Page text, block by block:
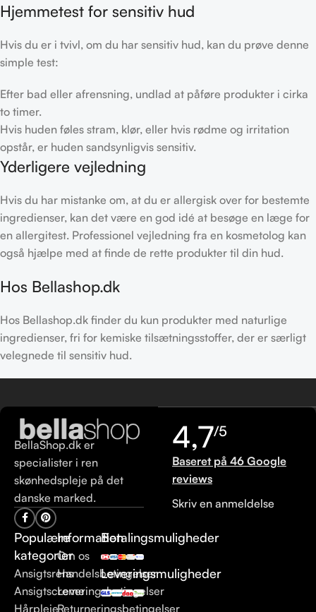
Hjemmetest for sensitiv hud
Hvis du er i tvivl, om du har sensitiv hud, kan du prøve denne
simple test:
Efter bad eller afrensning, undlad at påføre produkter i cirka
to timer.
Hvis huden føles stram, klør, eller hvis rødme og irritation
opstår, er huden sandsynligvis sensitiv.
Yderligere vejledning
Hvis du har mistanke om, at du er allergisk over for bestemte
ingredienser, kan det være en god idé at besøge en læge for
en allergitest. Professionel vejledning fra en kosmetolog kan
også hjælpe med at finde de rette produkter til din hud.
Hos Bellashop.dk
Hos Bellashop.dk finder du kun produkter med naturlige
ingredienser, fri for kemiske tilsætningsstoffer, der er særligt
velegnede til sensitiv hud.
BellaShop.dk er
specialister i ren
skønhedspleje på det
danske marked.
Populære
kategorier
Ansigtsrens
Ansigtscreme
Hårpleje
Information
Om os
Handelsbetingelser
Leveringsbetingelser
Returneringsbetingelser
Betalingsmuligheder
Leveringsmuligheder
4,7/5
Baseret på 46 Google
reviews
Skriv en anmeldelse